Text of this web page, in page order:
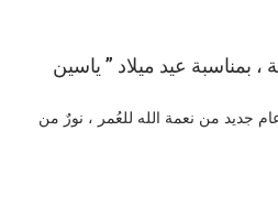
، بمناسبة عيد ميلاد ” ياسين
جديد من نعمة الله للعُمر ، نورٌ من